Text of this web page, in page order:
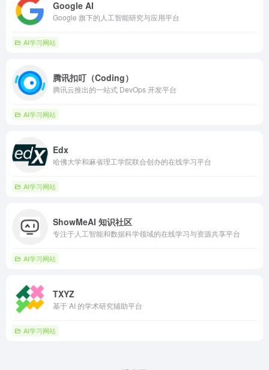
Google AI
Google 旗下的人工智能研究与应用平台
AI学习网站
腾讯扣叮（Coding）
腾讯云推出的一站式 DevOps 开发平台
AI学习网站
Edx
哈佛大学和麻省理工学院联合创办的在线学习平台
AI学习网站
ShowMeAI 知识社区
专注于人工智能和数据科学领域的在线学习与资源共享平台
AI学习网站
TXYZ
基于 AI 的学术研究辅助平台
AI学习网站